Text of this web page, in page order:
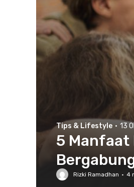
Tips & Lifestyle · 13
5 Manfaat
Rizki Ramadhan · 4